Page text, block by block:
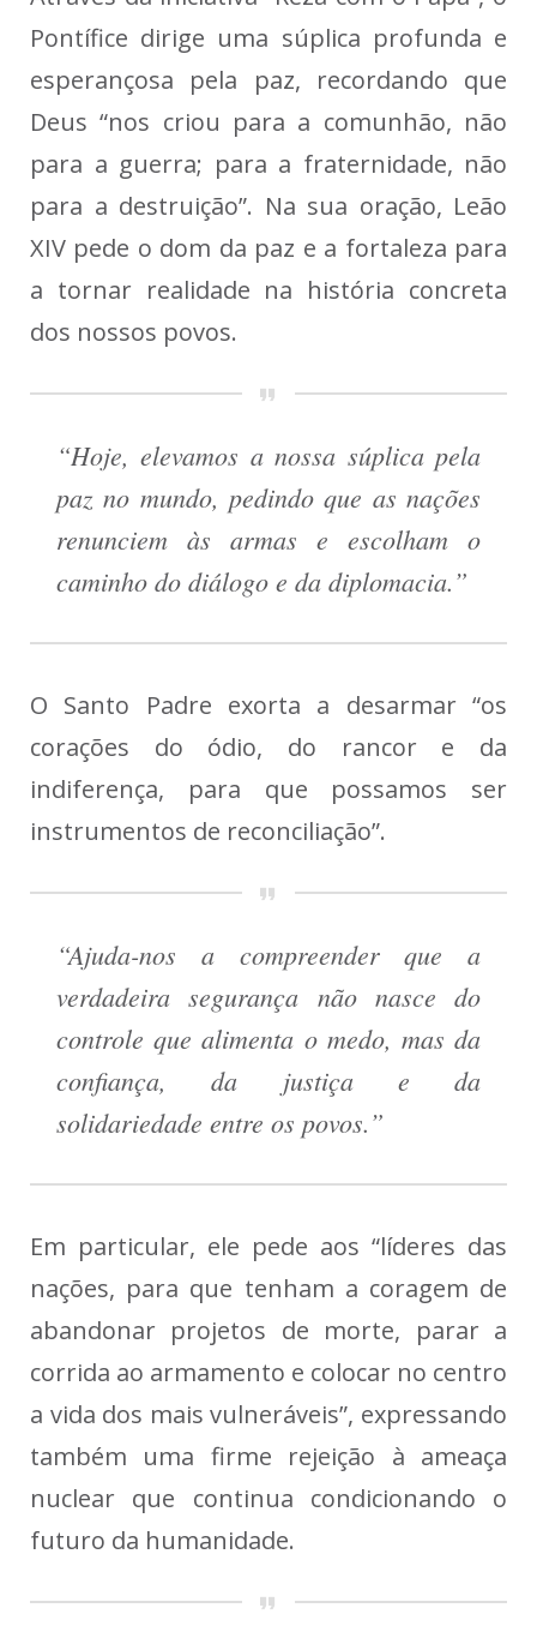
Pontífice dirige uma súplica profunda e
esperançosa pela paz, recordando que
Deus “nos criou para a comunhão, não
para a guerra; para a fraternidade, não
para a destruição”. Na sua oração, Leão
XIV pede o dom da paz e a fortaleza para
a tornar realidade na história concreta
dos nossos povos.
“Hoje, elevamos a nossa súplica pela
paz no mundo, pedindo que as nações
renunciem às armas e escolham o
caminho do diálogo e da diplomacia.”
O Santo Padre exorta a desarmar “os
corações do ódio, do rancor e da
indiferença, para que possamos ser
instrumentos de reconciliação”.
“Ajuda-nos a compreender que a
verdadeira segurança não nasce do
controle que alimenta o medo, mas da
confiança, da justiça e da
solidariedade entre os povos.”
Em particular, ele pede aos “líderes das
nações, para que tenham a coragem de
abandonar projetos de morte, parar a
corrida ao armamento e colocar no centro
a vida dos mais vulneráveis”, expressando
também uma firme rejeição à ameaça
nuclear que continua condicionando o
futuro da humanidade.